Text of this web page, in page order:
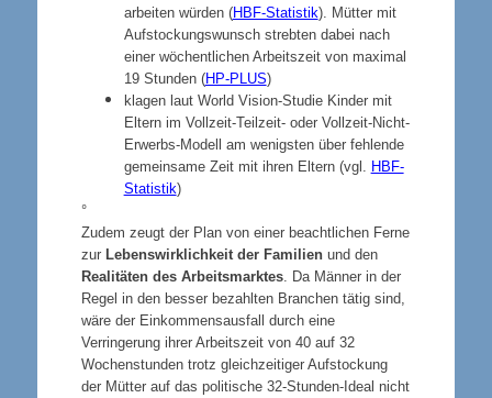
arbeiten würden (HBF-Statistik). Mütter mit
Aufstockungswunsch strebten dabei nach
einer wöchentlichen Arbeitszeit von maximal
19 Stunden (HP-PLUS)
klagen laut World Vision-Studie Kinder mit
Eltern im Vollzeit-Teilzeit- oder Vollzeit-Nicht-
Erwerbs-Modell am wenigsten über fehlende
gemeinsame Zeit mit ihren Eltern (vgl. HBF-
Statistik)
°
Zudem zeugt der Plan von einer beachtlichen Ferne
zur Lebenswirklichkeit der Familienund den
Realitäten des Arbeitsmarktes. Da Männer in der
Regel in den besser bezahlten Branchen tätig sind,
wäre der Einkommensausfall durch eine
Verringerung ihrer Arbeitszeit von 40 auf 32
Wochenstunden trotz gleichzeitiger Aufstockung
der Mütter auf das politische 32-Stunden-Ideal nicht